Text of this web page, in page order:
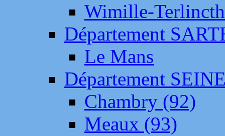
Wimille-
Département
Le Mans
Département
Chambry (92)
Meaux (93)